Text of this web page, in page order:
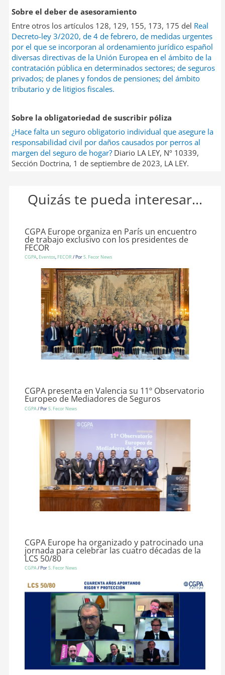
Sobre el deber de asesoramiento
Entre otros los artículos 128, 129, 155, 173, 175 del Real
Decreto-ley 3/2020, de 4 de febrero, de medidas urgentes
por el que se incorporan al ordenamiento jurídico español
diversas directivas de la Unión Europea en el ámbito de la
contratación pública en determinados sectores; de seguros
privados; de planes y fondos de pensiones; del ámbito
tributario y de litigios fiscales.
Sobre la obligatoriedad de suscribir póliza
¿Hace falta un seguro obligatorio individual que asegure la
responsabilidad civil por daños causados por perros al
margen del seguro de hogar?Diario LA LEY, Nº 10339,
Sección Doctrina, 1 de septiembre de 2023, LA LEY.
Quizás te pueda interesar...
CGPA Europe organiza en París un encuentro
de trabajo exclusivo con los presidentes de
FECOR
CGPA, Eventos, FECOR / PorS. Fecor News
CGPA presenta en Valencia su 11º Observatorio
Europeo de Mediadores de Seguros
CGPA/ PorS. Fecor News
CGPA Europe ha organizado y patrocinado una
jornada para celebrar las cuatro décadas de la
LCS 50/80
CGPA/ PorS. Fecor News